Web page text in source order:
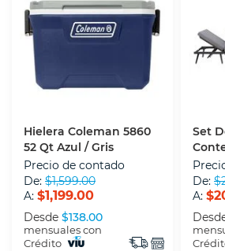
Hielera Coleman 5860
52 Qt Azul / Gris
Precio de contado
De: $1,599.00
A: $1,199.00
Desde $138.00
mensuales con
Crédito
Set
De:
A: